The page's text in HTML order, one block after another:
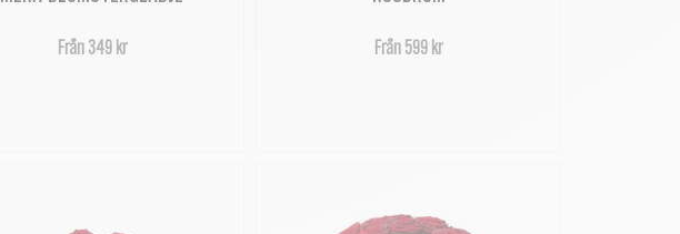
Från 349 kr Från 599 kr